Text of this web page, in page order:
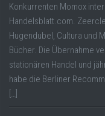
Konkurrenten Momox
Handelsblatt.com.
Hugendubel, Cultura und
Bücher. Die Übernahme
stationären Handel und
habe die Berliner
[…]